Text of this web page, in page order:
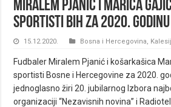
Miralem Pjanić i Marica
sportisti BiH za 2020. godinu
15.12.2020. Bosna i Hercegovina,
Fudbaler Miralem Pjanić i košarkašica
sportisti Bosne i Hercegovine za 2020.
jednoglasno žiri 20. jubilarnog Izbora
organizaciji “Nezavisnih novina” i